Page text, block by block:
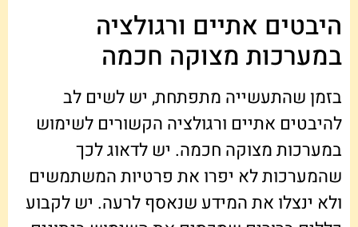
היבטים אתיים ורגולציה
במערכות מצוקה חכמה
בזמן שהתעשייה מתפתחת, יש לשים לב
להיבטים אתיים ורגולציה הקשורים לשימוש
במערכות מצוקה חכמה. יש לדאוג לכך
שהמערכות לא יפרו את פרטיות המשתמשים
ולא ינצלו את המידע שנאסף לרעה. יש לקבוע